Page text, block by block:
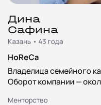
Дина
Сафина
Казань • 43 года
HoReCa
Владелица семейного
Оборот компании —
Менторство